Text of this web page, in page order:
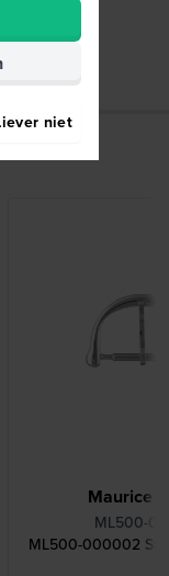
Maurice
ML500-
ML500-000002
niet